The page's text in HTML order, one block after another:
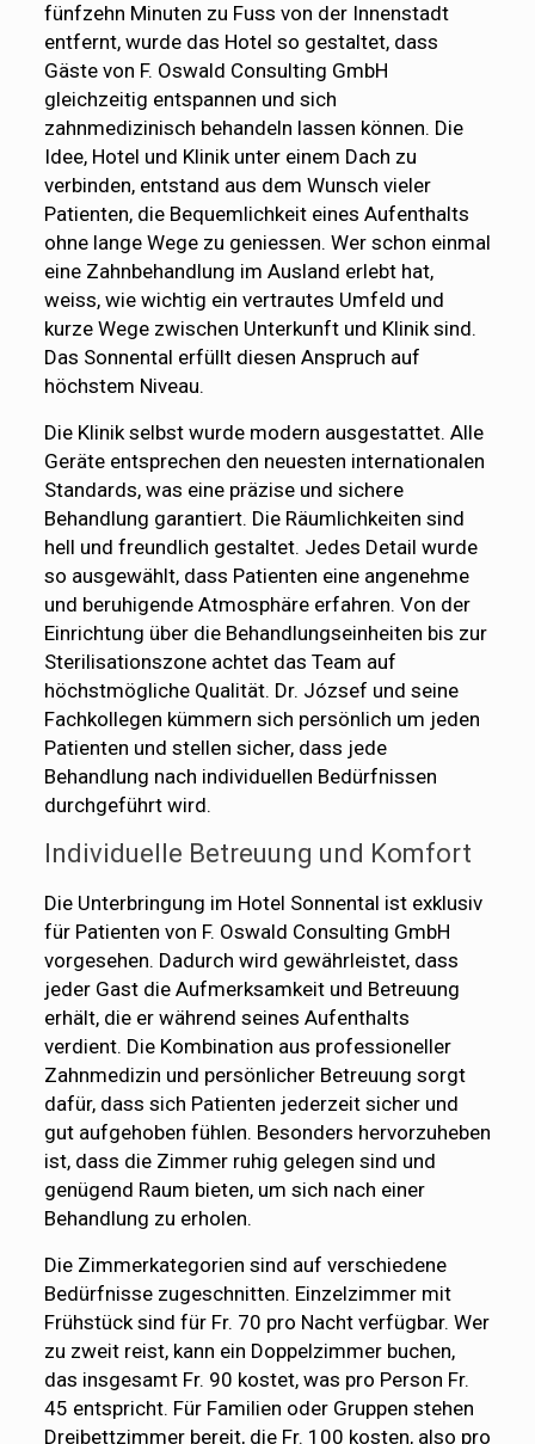
fünfzehn Minuten zu Fuss von der Innenstadt
entfernt, wurde das Hotel so gestaltet, dass
Gäste von F. Oswald Consulting GmbH
gleichzeitig entspannen und sich
zahnmedizinisch behandeln lassen können. Die
Idee, Hotel und Klinik unter einem Dach zu
verbinden, entstand aus dem Wunsch vieler
Patienten, die Bequemlichkeit eines Aufenthalts
ohne lange Wege zu geniessen. Wer schon einmal
eine Zahnbehandlung im Ausland erlebt hat,
weiss, wie wichtig ein vertrautes Umfeld und
kurze Wege zwischen Unterkunft und Klinik sind.
Das Sonnental erfüllt diesen Anspruch auf
höchstem Niveau.
Die Klinik selbst wurde modern ausgestattet. Alle
Geräte entsprechen den neuesten internationalen
Standards, was eine präzise und sichere
Behandlung garantiert. Die Räumlichkeiten sind
hell und freundlich gestaltet. Jedes Detail wurde
so ausgewählt, dass Patienten eine angenehme
und beruhigende Atmosphäre erfahren. Von der
Einrichtung über die Behandlungseinheiten bis zur
Sterilisationszone achtet das Team auf
höchstmögliche Qualität. Dr. József und seine
Fachkollegen kümmern sich persönlich um jeden
Patienten und stellen sicher, dass jede
Behandlung nach individuellen Bedürfnissen
durchgeführt wird.
Individuelle Betreuung und Komfort
Die Unterbringung im Hotel Sonnental ist exklusiv
für Patienten von F. Oswald Consulting GmbH
vorgesehen. Dadurch wird gewährleistet, dass
jeder Gast die Aufmerksamkeit und Betreuung
erhält, die er während seines Aufenthalts
verdient. Die Kombination aus professioneller
Zahnmedizin und persönlicher Betreuung sorgt
dafür, dass sich Patienten jederzeit sicher und
gut aufgehoben fühlen. Besonders hervorzuheben
ist, dass die Zimmer ruhig gelegen sind und
genügend Raum bieten, um sich nach einer
Behandlung zu erholen.
Die Zimmerkategorien sind auf verschiedene
Bedürfnisse zugeschnitten. Einzelzimmer mit
Frühstück sind für Fr. 70 pro Nacht verfügbar. Wer
zu zweit reist, kann ein Doppelzimmer buchen,
das insgesamt Fr. 90 kostet, was pro Person Fr.
45 entspricht. Für Familien oder Gruppen stehen
Dreibettzimmer bereit, die Fr. 100 kosten, also pro